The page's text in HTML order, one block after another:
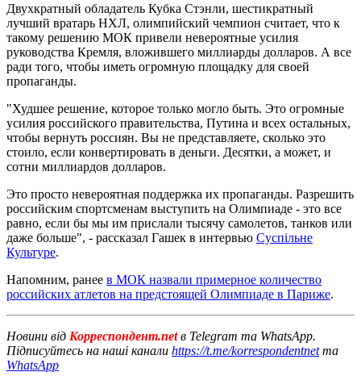
Двухкратный обладатель Кубка Стэнли, шестикратный
лучший вратарь НХЛ, олимпийский чемпион считает, что к
такому решению МОК привели невероятные усилия
руководства Кремля, вложившего миллиарды долларов. А все
ради того, чтобы иметь огромную площадку для своей
пропаганды.
"Худшее решение, которое только могло быть. Это огромные
усилия российского правительства, Путина и всех остальных,
чтобы вернуть россиян. Вы не представляете, сколько это
стоило, если конвертировать в деньги. Десятки, а может, и
сотни миллиардов долларов.
Это просто невероятная поддержка их пропаганды. Разрешить
российским спортсменам выступить на Олимпиаде - это все
равно, если бы мы им прислали тысячу самолетов, танков или
даже больше", - рассказал Гашек в интервью Суспільне
Культуре.
Напомним, ранее в МОК назвали примерное количество
российских атлетов на предстоящей Олимпиаде в Париже.
Новини від Корреспондент.netв Telegram та WhatsApp.
Підписуйтесь на наші канали https://t.me/korrespondentnetта
WhatsApp